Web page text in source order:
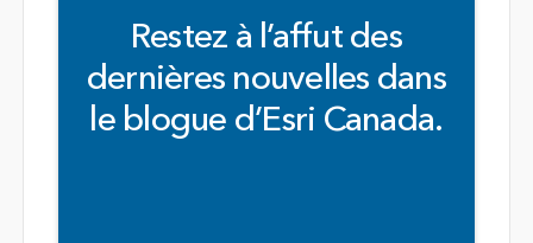
Restez à l’affut des
dernières nouvelles dans
le blogue d’Esri Canada.